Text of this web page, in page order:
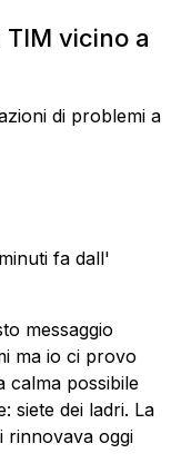
vicino a
di problemi a
fa dall'
messaggio
ma io ci provo
calma possibile
siete dei ladri. La
rinnovava oggi